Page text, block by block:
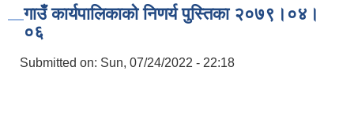
गाउँ कार्यपालिकाको निणर्य पुस्तिका २०७९।०४।
०६
Submitted on: Sun, 07/24/2022 - 22:18